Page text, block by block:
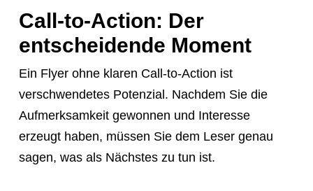
Call-to-Action: Der
entscheidende Moment
Ein Flyer ohne klaren Call-to-Action ist
verschwendetes Potenzial. Nachdem Sie die
Aufmerksamkeit gewonnen und Interesse
erzeugt haben, müssen Sie dem Leser genau
sagen, was als Nächstes zu tun ist.